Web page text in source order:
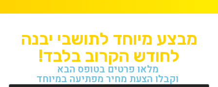
מבצע מיוחד לתושבי יבנה
לחודש הקרוב בלבד!
מלאו פרטים בטופס הבא
וקבלו הצעת מחיר מפתיעה במיוחד